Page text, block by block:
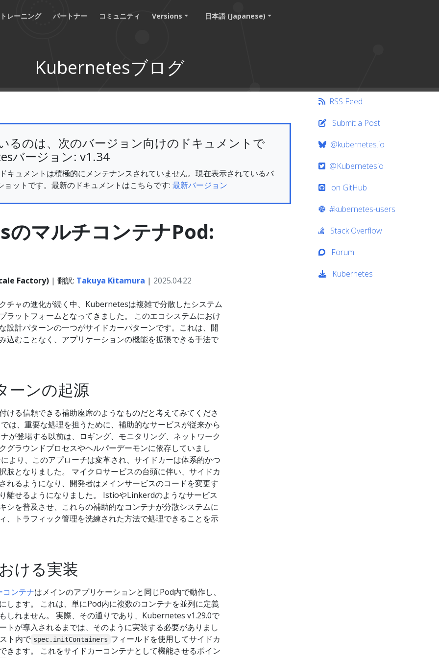
トレーニング パートナー コミュニティ Versions 日本語 (Japanese)
Kubernetesブログ
るのは、次のバージョン向けのドキュメントで
バージョン: v1.34
キュメントは積極的にメンテナンスされていません。現在表示されているバ
ョットです。最新のドキュメントはこちらです: 最新バージョン
マルチコンテナPod:
Factory) | 翻訳: Takuya Kitamura | 2025.04.22
チャの進化が続く中、Kubernetesは複雑で分散したシステム
ラットフォームとなってきました。 このエコシステムにおけ
設計パターンの一つがサイドカーパターンです。これは、開
込むことなく、アプリケーションの機能を拡張できる手法で
ーンの起源
ける信頼できる補助座席のようなものだと考えてみてくださ
は、重要な処理を担うために、補助的なサービスが従来から
が登場する以前は、ロギング、モニタリング、ネットワーク
グラウンドプロセスやヘルパーデーモンに依存していまし
より、このアプローチは変革され、サイドカーは体系的かつ
肢となりました。 マイクロサービスの台頭に伴い、サイドカ
れるようになり、開発者はメインサービスのコードを変更す
離せるようになりました。 IstioやLinkerdのようなサービス
シを普及させ、これらの補助的なコンテナが分散システムに
、トラフィック管理を洗練された方法で処理できることを示
ける実装
コンテナはメインのアプリケーションと同じPod内で動作し、
します。 これは、単にPod内に複数のコンテナを並列に定義
しれません。 実際、その通りであり、Kubernetes v1.29.0で
トが導入されるまでは、そのように実装する必要がありまし
ト内で spec.initContainers フィールドを使用してサイドカ
きます。 これをサイドカーコンテナとして機能させるポイン
RSS Feed
Submit a Post
@kubernetes.io
@Kubernetesio
on GitHub
#kubernetes-users
Stack Overflow
Forum
Kubernetes